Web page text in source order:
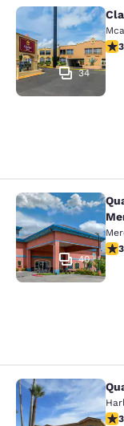
Clarion
34
Quality
40
Quality